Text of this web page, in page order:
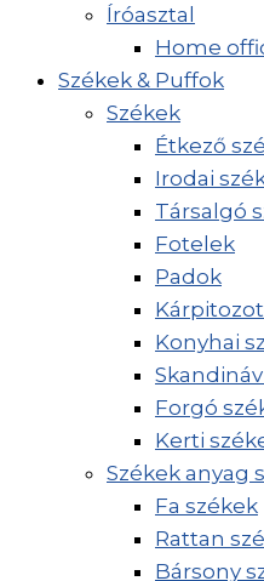
Íróasztal
Home
Székek & Puffok
Székek
Étkező
Irodai
Társalgó
Fotelek
Padok
Konyhai
Forgó
Kerti
Székek anyag
Fa székek
Rattan
Bársony